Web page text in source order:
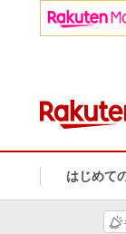
はじめて